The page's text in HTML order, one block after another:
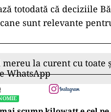
totodată că deciziile
sunt relevante
la curent cu toate
WhatsApp